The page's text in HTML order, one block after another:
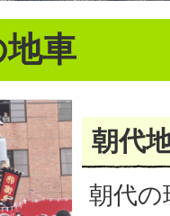
地車
朝代
朝代の